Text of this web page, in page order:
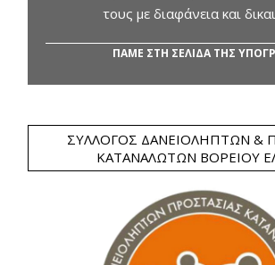
τους με διαφάνεια και
ΠΑΜΕ ΣΤΗ ΣΕΛΙΔΑ ΤΗΣ
ΣΎΛΛΟΓΟΣ ΔΑΝΕΙΟΛΗΠΤΏΝ &
ΚΑΤΑΝΑΛΩΤΏΝ ΒΟΡΕΊΟΥ